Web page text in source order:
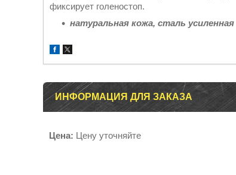
фиксирует голеностоп.
натуральная кожа, сталь усиленная
ИНФОРМАЦИЯ ДЛЯ ЗАКАЗА
Цена: Цену уточняйте